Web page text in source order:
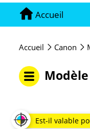
Accueil
Accueil Canon